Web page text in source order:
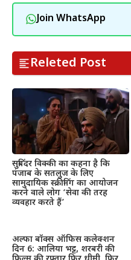
Join WhatsApp
Releted Post
सुबिंदर विक्की का कहना है कि
पंजाब के सतलुज के लिए
सामुदायिक स्क्रीनिंग का आयोजन
करने वाले लोग ‘सेवा की तरह
व्यवहार करते हैं’
अल्फा बॉक्स ऑफिस कलेक्शन
दिन 6: आलिया भट्ट, शरबरी की